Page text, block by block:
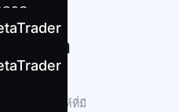
าด
ะสินค้า
นค้าโภคภัณฑ์ที่มี